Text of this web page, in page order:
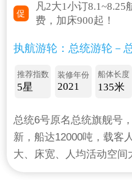
促
凡2大1小订
费，加床900起！
执航游轮：总统游轮－
推荐指数
5星
装修年份
2021
船体长度
135米
总统6号原名总统旗舰号
新，船达12000吨，载客
大、床宽、人均活动空间
游客追捧，总统6号船体